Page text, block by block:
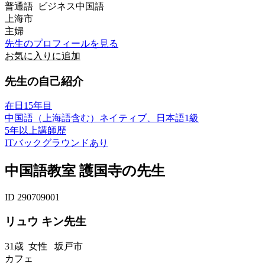
普通語 ビジネス中国語
上海市
主婦
先生のプロフィールを見る
お気に入りに追加
先生の自己紹介
在日15年目
中国語（上海語含む）ネイティブ、日本語1級
5年以上講師歴
ITバックグラウンドあり
中国語教室 護国寺の先生
ID 290709001
リュウ キン先生
31歳 女性 坂戸市
カフェ